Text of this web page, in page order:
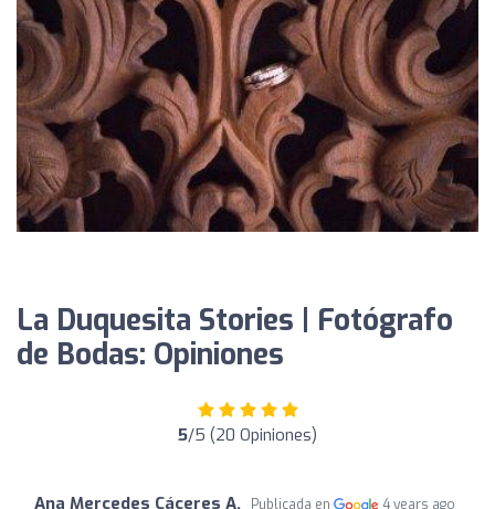
La Duquesita Stories | Fotógrafo
de Bodas: Opiniones
5/5 (20 Opiniones)
Ana Mercedes Cáceres A. Publicada en 4 years ago